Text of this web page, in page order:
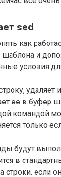
sed
как
и
условия
строку,
её в буфер
командой
только
будут
в
строки. если